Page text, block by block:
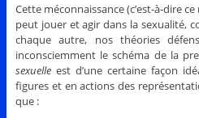
Cette méconnaissance (c’est-à-dire
peut jouer et agir dans la sexualité,
chaque autre, nos théories
inconsciemment le schéma de la
sexuelleest d’une certaine façon
figures et en actions des
que :